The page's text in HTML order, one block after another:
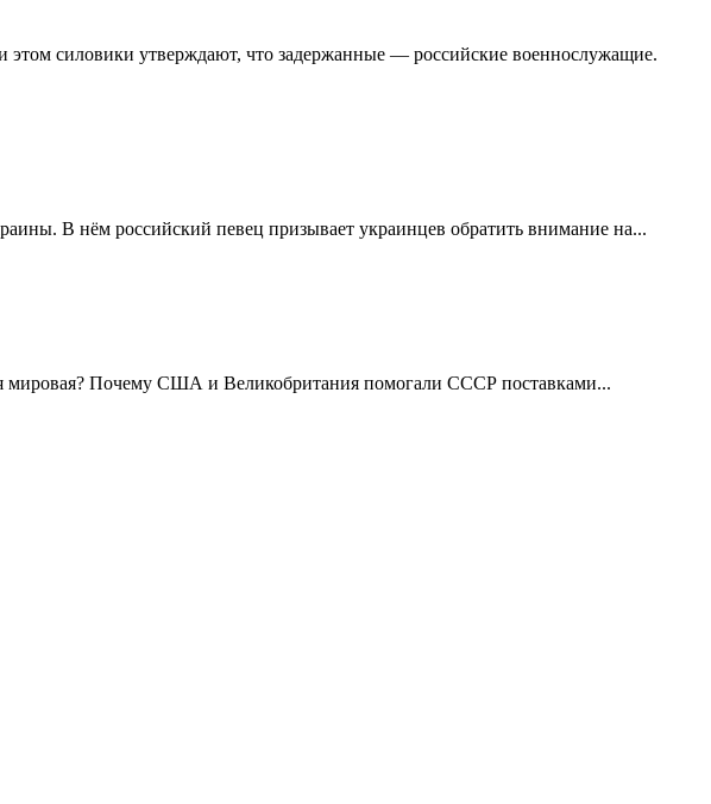
силовики утверждают, что задержанные — российские военнослужащие.
В нём российский певец призывает украинцев обратить внимание на...
мировая? Почему США и Великобритания помогали СССР поставками...